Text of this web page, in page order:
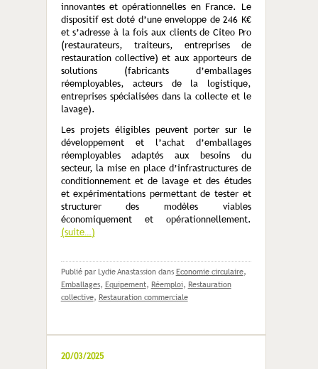
innovantes et opérationnelles en France. Le
dispositif est doté d’une enveloppe de 246 K€
et s’adresse à la fois aux clients de Citeo Pro
(restaurateurs, traiteurs, entreprises de
restauration collective) et aux apporteurs de
solutions (fabricants d’emballages
réemployables, acteurs de la logistique,
entreprises spécialisées dans la collecte et le
lavage).
Les projets éligibles peuvent porter sur le
développement et l’achat d’emballages
réemployables adaptés aux besoins du
secteur, la mise en place d’infrastructures de
conditionnement et de lavage et des études
et expérimentations permettant de tester et
structurer des modèles viables
économiquement et opérationnellement.
(suite…)
Publié par Lydie Anastassion dans Economie circulaire,
Emballages, Equipement, Réemploi, Restauration
collective, Restauration commerciale
20/03/2025